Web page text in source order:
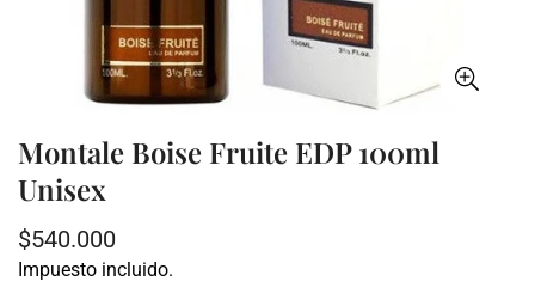
Montale Boise Fruite EDP 100ml
Unisex
Precio
regular
$540.000
Impuesto incluido.